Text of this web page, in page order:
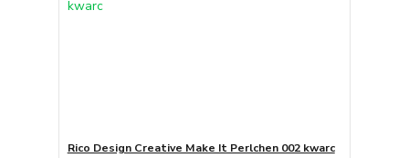
Rico Design Creative Make It Perlchen 002 kwarc